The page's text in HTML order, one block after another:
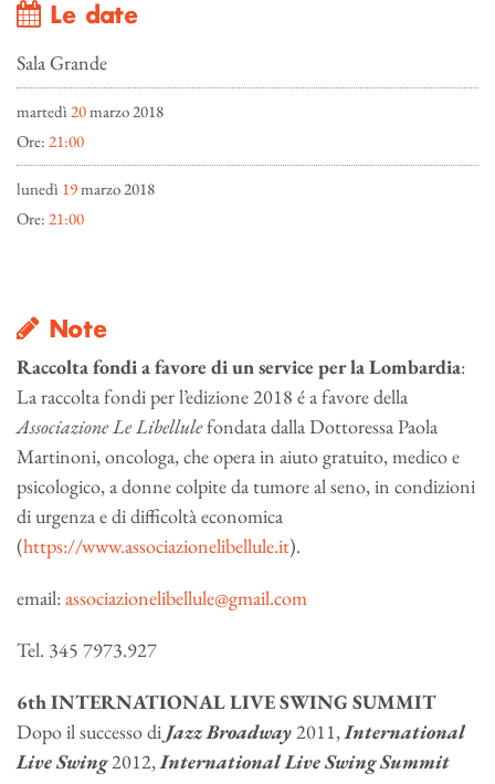
Le date
Sala Grande
martedì 20marzo 2018
Ore: 21:00
lunedì 19marzo 2018
Ore: 21:00
Note
Raccolta fondi a favore di un service per la Lombardia:
La raccolta fondi per l’edizione 2018 é a favore della
Associazione Le Libellulefondata dalla Dottoressa Paola
Martinoni, oncologa, che opera in aiuto gratuito, medico e
psicologico, a donne colpite da tumore al seno, in condizioni
di urgenza e di difficoltà economica
(https://www.associazionelibellule.it).
email:associazionelibellule@gmail.com
Tel. 345 7973.927
6th INTERNATIONAL LIVE SWING SUMMIT
Dopo il successo di Jazz Broadway2011,International
Live Swing2012,International Live Swing Summit